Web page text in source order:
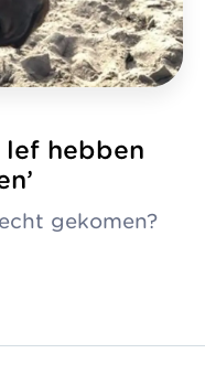
lef hebben
gekomen?